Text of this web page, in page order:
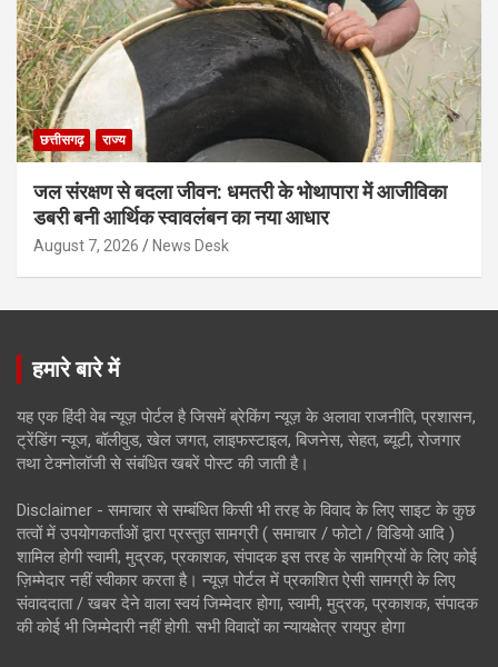
छत्तीसगढ़ राज्य
जल संरक्षण से बदला जीवन: धमतरी के भोथापारा में आजीविका
डबरी बनी आर्थिक स्वावलंबन का नया आधार
August 7, 2026 News Desk
हमारे बारे में
यह एक हिंदी वेब न्यूज़ पोर्टल है जिसमें ब्रेकिंग न्यूज़ के अलावा राजनीति, प्रशासन,
ट्रेंडिंग न्यूज, बॉलीवुड, खेल जगत, लाइफस्टाइल, बिजनेस, सेहत, ब्यूटी, रोजगार
तथा टेक्नोलॉजी से संबंधित खबरें पोस्ट की जाती है।
Disclaimer - समाचार से सम्बंधित किसी भी तरह के विवाद के लिए साइट के कुछ
तत्वों में उपयोगकर्ताओं द्वारा प्रस्तुत सामग्री ( समाचार / फोटो / विडियो आदि )
शामिल होगी स्वामी, मुद्रक, प्रकाशक, संपादक इस तरह के सामग्रियों के लिए कोई
ज़िम्मेदार नहीं स्वीकार करता है। न्यूज़ पोर्टल में प्रकाशित ऐसी सामग्री के लिए
संवाददाता / खबर देने वाला स्वयं जिम्मेदार होगा, स्वामी, मुद्रक, प्रकाशक, संपादक
की कोई भी जिम्मेदारी नहीं होगी. सभी विवादों का न्यायक्षेत्र रायपुर होगा